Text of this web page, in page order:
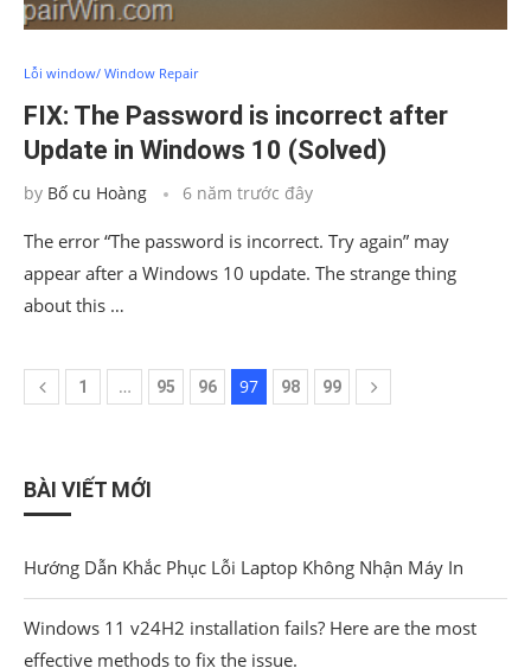
Lỗi window/ Window Repair
FIX: The Password is incorrect after
Update in Windows 10 (Solved)
by Bố cu Hoàng 6 năm trước đây
The error “The password is incorrect. Try again” may
appear after a Windows 10 update. The strange thing
about this …
1 … 95 96 97 98 99
BÀI VIẾT MỚI
Hướng Dẫn Khắc Phục Lỗi Laptop Không Nhận Máy In
Windows 11 v24H2 installation fails? Here are the most
effective methods to fix the issue.